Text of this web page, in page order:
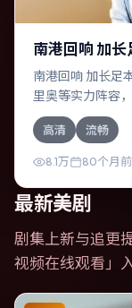
南港回响 加长
南港回响 加长足
里奥等实力阵容
于俄罗斯，围绕
度服务于主题，
高清 流畅
8.1万 80个月前
最新美剧
剧集上新与追更
视频在线观看 」